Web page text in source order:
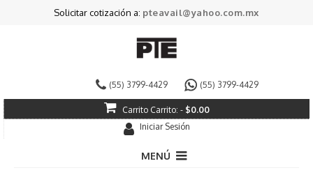
Solicitar cotización a: pteavail@yahoo.com.mx
(55) 3799-4429 (55) 3799-4429
Carrito Carrito: - $0.00
Iniciar Sesión
MENÚ